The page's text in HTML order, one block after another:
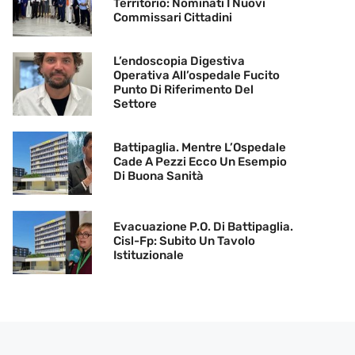
Territorio: Nominati I Nuovi
Commissari Cittadini
L’endoscopia Digestiva
Operativa All’ospedale Fucito
Punto Di Riferimento Del
Settore
Battipaglia. Mentre L’Ospedale
Cade A Pezzi Ecco Un Esempio
Di Buona Sanità
Evacuazione P.O. Di Battipaglia.
Cisl-Fp: Subito Un Tavolo
Istituzionale